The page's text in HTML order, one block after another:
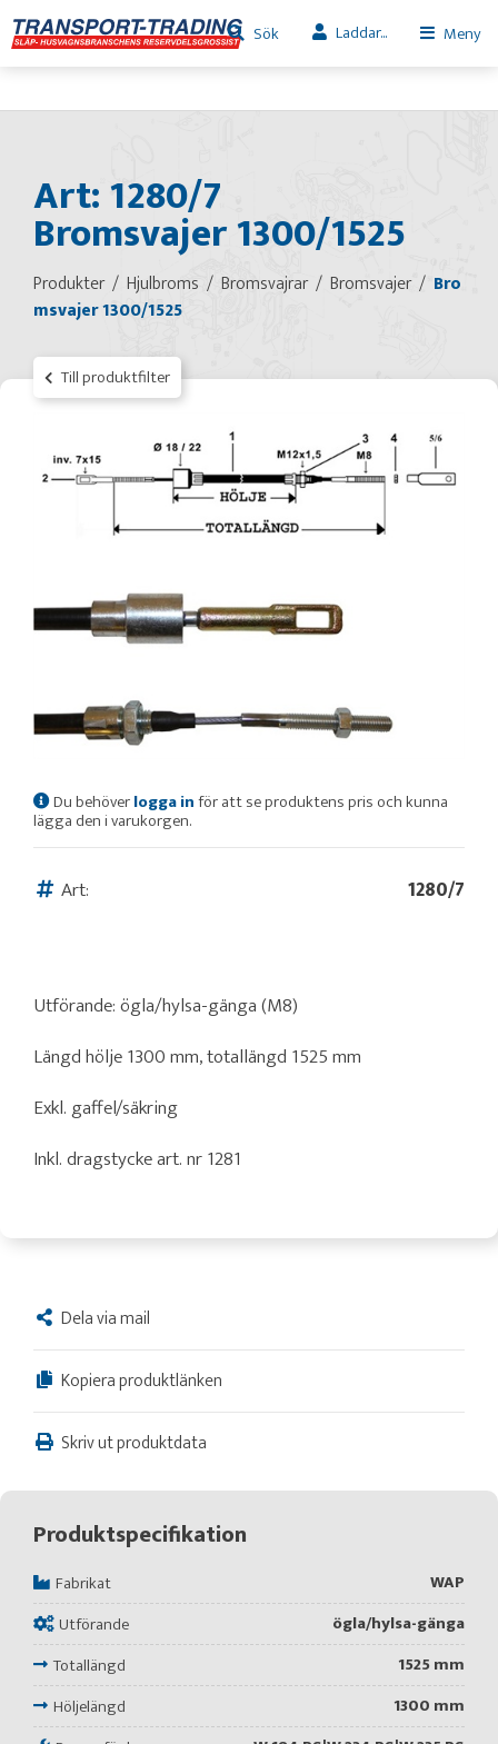
Sök Laddar... Meny
Art: 1280/7
Bromsvajer 1300/1525
Produkter Hjulbroms Bromsvajrar Bromsvajer
Bro
msvajer 1300/1525
Till produktfilter
Du behöverlogga inför att se produktens pris och kunna
lägga den i varukorgen.
Art: 1280/7
Utförande: ögla/hylsa-gänga (M8)
Längd hölje 1300 mm, totallängd 1525 mm
Exkl. gaffel/säkring
Inkl. dragstycke art. nr 1281
Dela via mail
Kopiera produktlänken
Skriv ut produktdata
Produktspecifikation
Fabrikat
WAP
Utförande
ögla/hylsa-gänga
Totallängd
1525 mm
Höljelängd
1300 mm